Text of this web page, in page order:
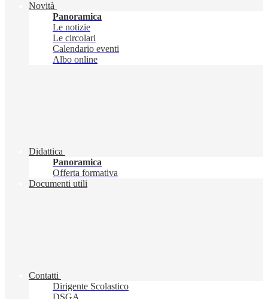
Novità
Panoramica
Le notizie
Le circolari
Calendario eventi
Albo online
Didattica
Panoramica
Offerta formativa
Documenti utili
Contatti
Dirigente Scolastico